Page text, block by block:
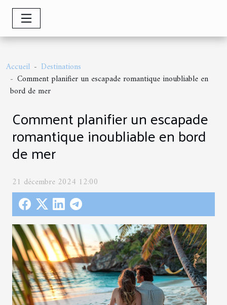
Accueil
Destinations
Comment planifier un escapade romantique inoubliable en
bord de mer
Comment planifier un escapade
romantique inoubliable en bord
de mer
21 décembre 2024 12:00